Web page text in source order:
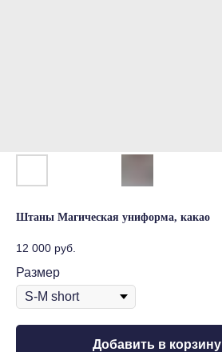
Штаны Магическая униформа, какао
12 000 руб.
Размер
Добавить в корзину